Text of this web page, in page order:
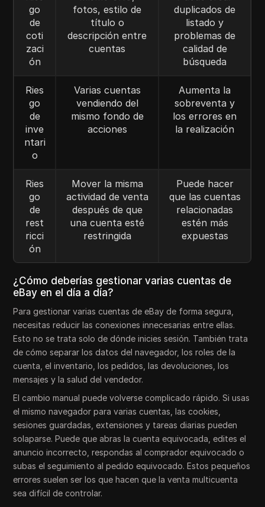
go
de
coti
zaci
ón
fotos, estilo de
título o
descripción entre
cuentas
duplicados de
listado y
problemas de
calidad de
búsqueda
Ries
go
de
inve
ntari
o
Varias cuentas
vendiendo del
mismo fondo de
acciones
Aumenta la
sobreventa y
los errores en
la realización
Ries
go
de
rest
ricci
ón
Mover la misma
actividad de venta
después de que
una cuenta esté
restringida
Puede hacer
que las cuentas
relacionadas
estén más
expuestas
¿Cómo deberías gestionar varias cuentas de
eBay en el día a día?
Para gestionar varias cuentas de eBay de forma segura,
necesitas reducir las conexiones innecesarias entre ellas.
Esto no se trata solo de dónde inicies sesión. También trata
de cómo separar los datos del navegador, los roles de la
cuenta, el inventario, los pedidos, las devoluciones, los
mensajes y la salud del vendedor.
El cambio manual puede volverse complicado rápido. Si usas
el mismo navegador para varias cuentas, las cookies,
sesiones guardadas, extensiones y tareas diarias pueden
solaparse. Puede que abras la cuenta equivocada, edites el
anuncio incorrecto, respondas al comprador equivocado o
subas el seguimiento al pedido equivocado. Estos pequeños
errores suelen ser los que hacen que la venta multicuenta
sea difícil de controlar.